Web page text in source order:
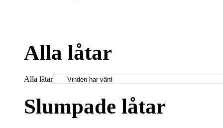
Alla låtar
Alla låtar
Slumpade låtar